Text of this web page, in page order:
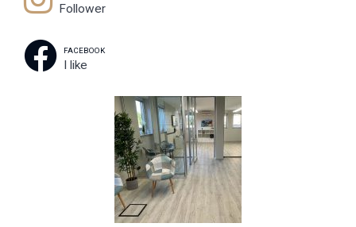
Follower
FACEBOOK
I like